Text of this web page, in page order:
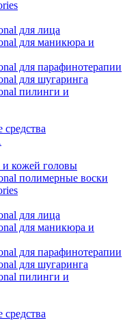
для лица
для маникюра и
для парафинотерапии
для шугаринга
пилинги и
и кожей головы
полимерные воски
для лица
для маникюра и
для парафинотерапии
для шугаринга
пилинги и